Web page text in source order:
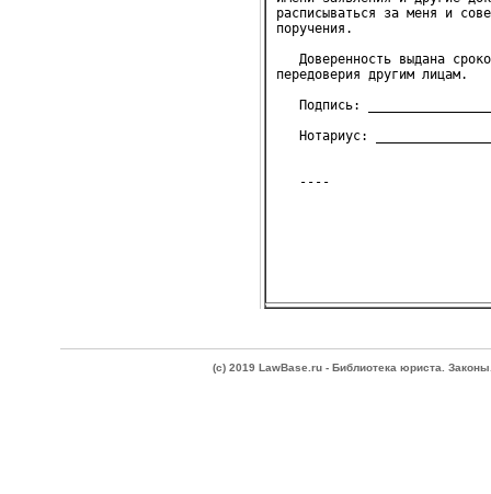
расписываться за меня и
поручения.
Доверенность выдана
передоверия другим лицам.
Подпись:
Нотариус:
(c) 2019 LawBase.ru - Библиотека юриста.